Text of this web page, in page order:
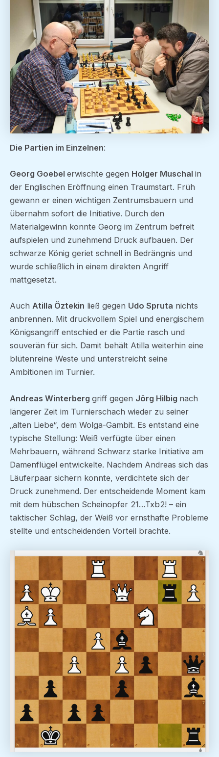
Die Partien im Einzelnen:
Georg Goebel erwischte gegen Holger Muschal in
der Englischen Eröffnung einen Traumstart. Früh
gewann er einen wichtigen Zentrumsbauern und
übernahm sofort die Initiative. Durch den
Materialgewinn konnte Georg im Zentrum befreit
aufspielen und zunehmend Druck aufbauen. Der
schwarze König geriet schnell in Bedrängnis und
wurde schließlich in einem direkten Angriff
mattgesetzt.
Auch Atilla Öztekin ließ gegen Udo Spruta nichts
anbrennen. Mit druckvollem Spiel und energischem
Königsangriff entschied er die Partie rasch und
souverän für sich. Damit behält Atilla weiterhin eine
blütenreine Weste und unterstreicht seine
Ambitionen im Turnier.
Andreas Winterberg griff gegen Jörg Hilbig nach
längerer Zeit im Turnierschach wieder zu seiner
„alten Liebe“, dem Wolga-Gambit. Es entstand eine
typische Stellung: Weiß verfügte über einen
Mehrbauern, während Schwarz starke Initiative am
Damenflügel entwickelte. Nachdem Andreas sich das
Läuferpaar sichern konnte, verdichtete sich der
Druck zunehmend. Der entscheidende Moment kam
mit dem hübschen Scheinopfer 21…Txb2! – ein
taktischer Schlag, der Weiß vor ernsthafte Probleme
stellte und entscheidenden Vorteil brachte.